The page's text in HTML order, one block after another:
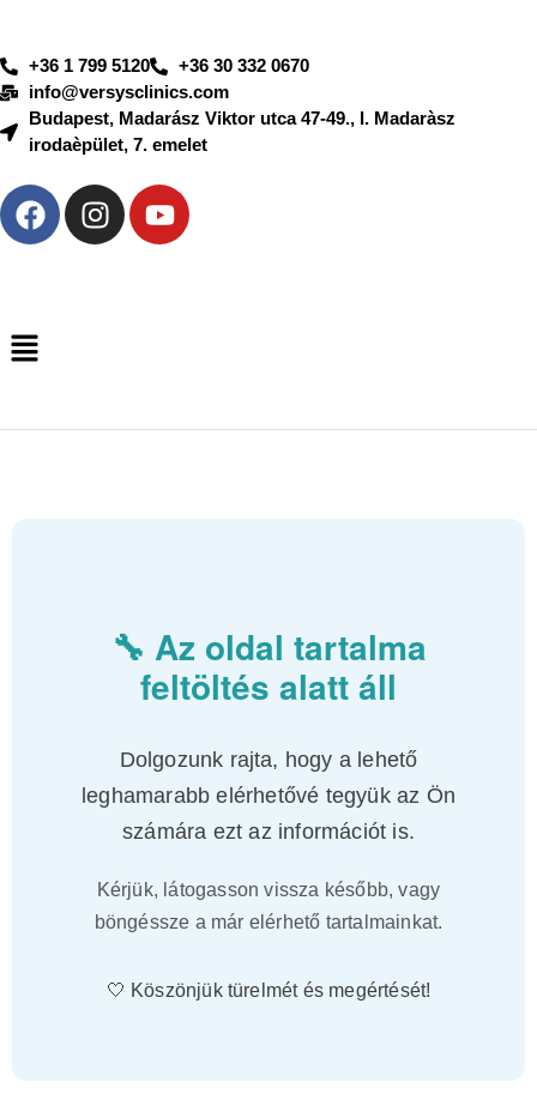
+36 1 799 5120
+36 30 332 0670
info@versysclinics.com
Budapest, Madarász Viktor utca 47-49., I. Madaràsz
irodaèpület, 7. emelet
🔧 Az oldal tartalma
feltöltés alatt áll
Dolgozunk rajta, hogy a lehető
leghamarabb elérhetővé tegyük az Ön
számára ezt az információt is.
Kérjük, látogasson vissza később, vagy
böngéssze a már elérhető tartalmainkat.
🤍 Köszönjük türelmét és megértését!